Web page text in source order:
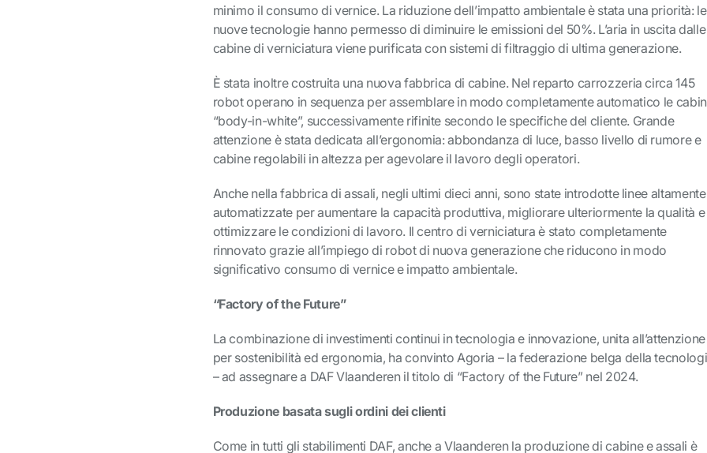
minimo il consumo di vernice. La riduzione dell’impatto ambientale è stata una priorità: le
nuove tecnologie hanno permesso di diminuire le emissioni del 50%. L’aria in uscita dalle
cabine di verniciatura viene purificata con sistemi di filtraggio di ultima generazione.
È stata inoltre costruita una nuova fabbrica di cabine. Nel reparto carrozzeria circa 145
robot operano in sequenza per assemblare in modo completamente automatico le
“body-in-white”, successivamente rifinite secondo le specifiche del cliente. Grande
attenzione è stata dedicata all’ergonomia: abbondanza di luce, basso livello di rumore e
cabine regolabili in altezza per agevolare il lavoro degli operatori.
Anche nella fabbrica di assali, negli ultimi dieci anni, sono state introdotte linee altamente
automatizzate per aumentare la capacità produttiva, migliorare ulteriormente la qualità e
ottimizzare le condizioni di lavoro. Il centro di verniciatura è stato completamente
rinnovato grazie all’impiego di robot di nuova generazione che riducono in modo
significativo consumo di vernice e impatto ambientale.
“Factory of the Future”
La combinazione di investimenti continui in tecnologia e innovazione, unita all’attenzione
per sostenibilità ed ergonomia, ha convinto Agoria – la federazione belga della
– ad assegnare a DAF Vlaanderen il titolo di “Factory of the Future” nel 2024.
Produzione basata sugli ordini dei clienti
Come in tutti gli stabilimenti DAF, anche a Vlaanderen la produzione di cabine e assali è